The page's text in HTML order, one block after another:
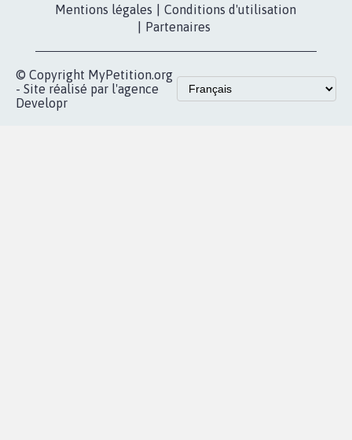
Mentions légales
Conditions d'utilisation
Partenaires
© Copyright MyPetition.org
- Site réalisé par l'agence
Developr